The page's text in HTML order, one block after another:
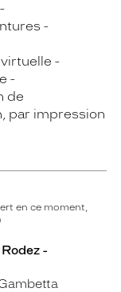
de
par impression
en ce moment,
-